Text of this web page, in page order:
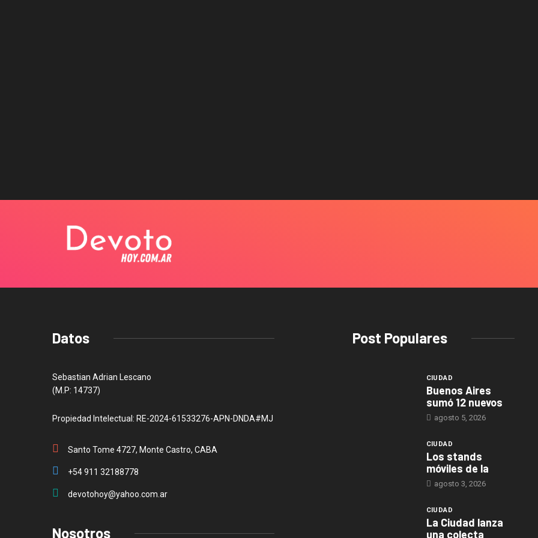
Datos
Sebastian Adrian Lescano
(M.P: 14737)
Propiedad Intelectual: RE-2024-61533276-APN-DNDA#MJ
Santo Tome 4727, Monte Castro, CABA
+54 911 32188778
devotohoy@yahoo.com.ar
Nosotros
Post Populares
CIUDAD
Buenos Aires
sumó 12 nuevos
agosto 5, 2026
CIUDAD
Los stands
móviles de la
agosto 3, 2026
CIUDAD
La Ciudad lanza
una colecta